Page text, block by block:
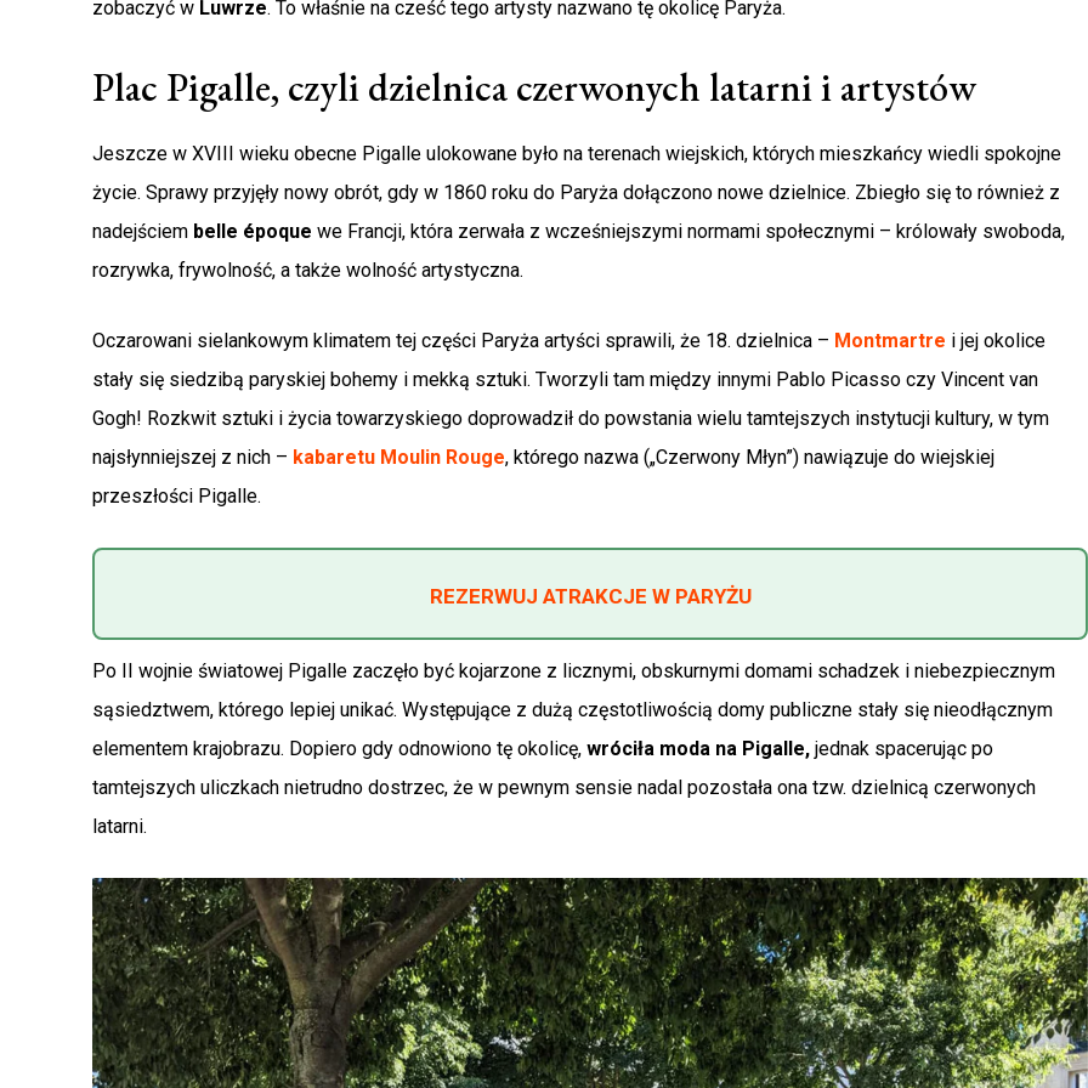
zobaczyć w Luwrze. To właśnie na cześć tego artysty nazwano tę okolicę Paryża.
Plac Pigalle, czyli dzielnica czerwonych latarni i artystów
Jeszcze w XVIII wieku obecne Pigalle ulokowane było na terenach wiejskich, których mieszkańcy wiedli spokojne
życie. Sprawy przyjęły nowy obrót, gdy w 1860 roku do Paryża dołączono nowe dzielnice. Zbiegło się to również z
nadejściem belle époque we Francji, która zerwała z wcześniejszymi normami społecznymi – królowały swoboda,
rozrywka, frywolność, a także wolność artystyczna.
Oczarowani sielankowym klimatem tej części Paryża artyści sprawili, że 18. dzielnica – Montmartre i jej okolice
stały się siedzibą paryskiej bohemy i mekką sztuki. Tworzyli tam między innymi Pablo Picasso czy Vincent van
Gogh! Rozkwit sztuki i życia towarzyskiego doprowadził do powstania wielu tamtejszych instytucji kultury, w tym
najsłynniejszej z nich – kabaretu Moulin Rouge, którego nazwa („Czerwony Młyn”) nawiązuje do wiejskiej
przeszłości Pigalle.
REZERWUJ ATRAKCJE W PARYŻU
Po II wojnie światowej Pigalle zaczęło być kojarzone z licznymi, obskurnymi domami schadzek i niebezpiecznym
sąsiedztwem, którego lepiej unikać. Występujące z dużą częstotliwością domy publiczne stały się nieodłącznym
elementem krajobrazu. Dopiero gdy odnowiono tę okolicę, wróciła moda na Pigalle, jednak spacerując po
tamtejszych uliczkach nietrudno dostrzec, że w pewnym sensie nadal pozostała ona tzw. dzielnicą czerwonych
latarni.